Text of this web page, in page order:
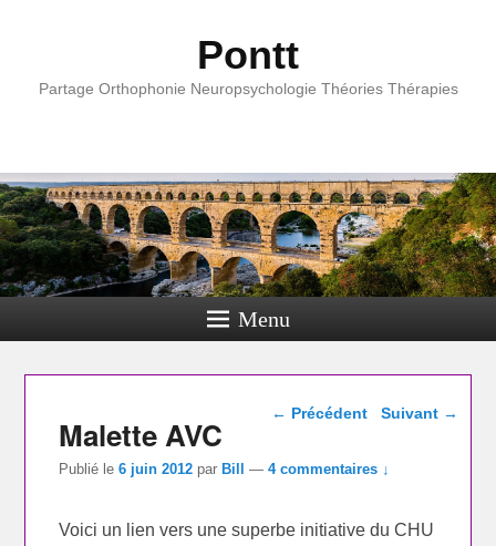
Pontt
Partage Orthophonie Neuropsychologie Théories Thérapies
Menu
Navigation dans les
← Précédent Suivant →
Malette AVC
Publié le6 juin 2012 par Bill —4 commentaires ↓
Voici un lien vers une superbe initiative du CHU